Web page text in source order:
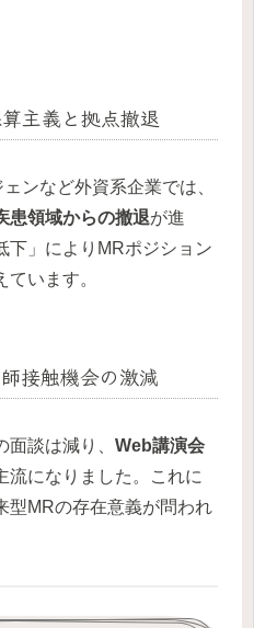
主義と拠点撤退
ンなど外資系企業では、
患領域からの撤退が進
下」によりMRポジション
います。
接触機会の激減
談は減り、 Web講演会
流になりました。これに
型MRの存在意義が問われ